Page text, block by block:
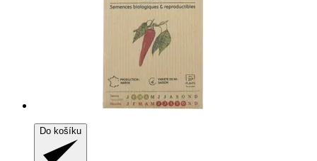
Do košíku